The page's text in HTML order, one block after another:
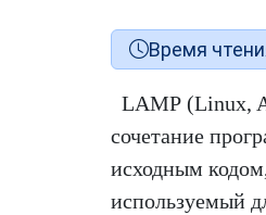
Время
LAMP (Linux,
сочетание
исходным
используемый